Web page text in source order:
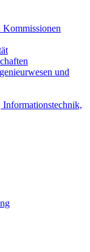
Kommissionen
und